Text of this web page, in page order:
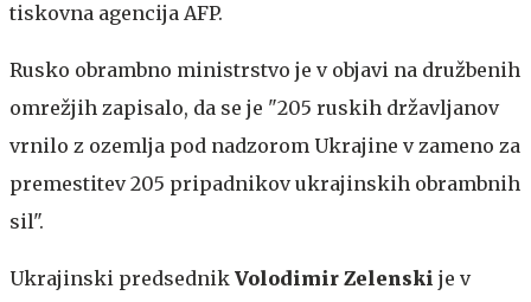
tiskovna agencija AFP.
Rusko obrambno ministrstvo je v objavi na družbenih
omrežjih zapisalo, da se je "205 ruskih državljanov
vrnilo z ozemlja pod nadzorom Ukrajine v zameno za
premestitev 205 pripadnikov ukrajinskih obrambnih
sil".
Ukrajinski predsednik Volodimir Zelenski je v